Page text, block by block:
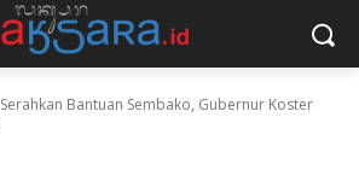
Serahkan Bantuan Sembako, Gubernur Koster